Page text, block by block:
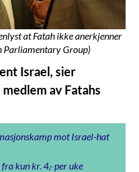
at Fatah ikke anerkjenner
Parliamentary Group)
Israel, sier
av Fatahs
mot Israel-hat
kun kr. 4,- per uke